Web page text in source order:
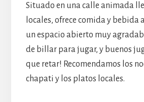
Situado en una calle animada
locales, ofrece comida y bebida
un espacio abierto muy
de billar para jugar, y buenos
que retar! Recomendamos los
chapati y los platos locales.